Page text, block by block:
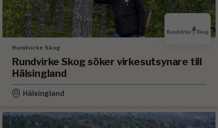
Rundvirke Skog
Rundvirke Skog söker virkesutsynare till
Hälsingland
Hälsingland